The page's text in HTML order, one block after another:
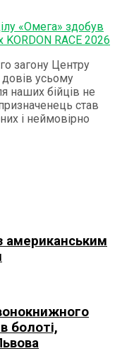
загону Центру
усьому
наших бійців не
став
і неймовірно
американським
болоті,